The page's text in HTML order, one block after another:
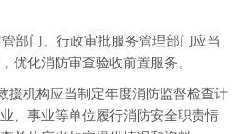
部门、行政审批服务管理部门应当
优化消防审查验收前置服务。
援机构应当制定年度消防监督检查计
、事业等单位履行消防安全职责情